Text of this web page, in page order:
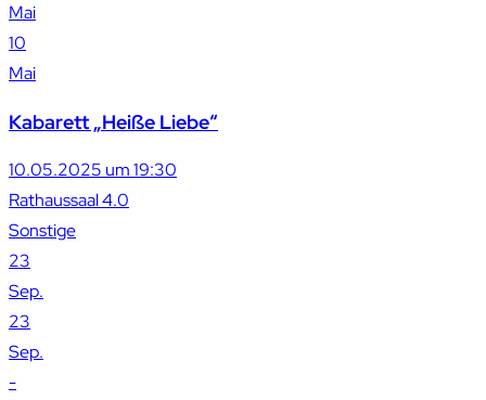
Mai
10
Mai
Kabarett „Heiße Liebe“
10.05.2025 um 19:30
Rathaussaal 4.0
Sonstige
23
Sep.
23
Sep.
-